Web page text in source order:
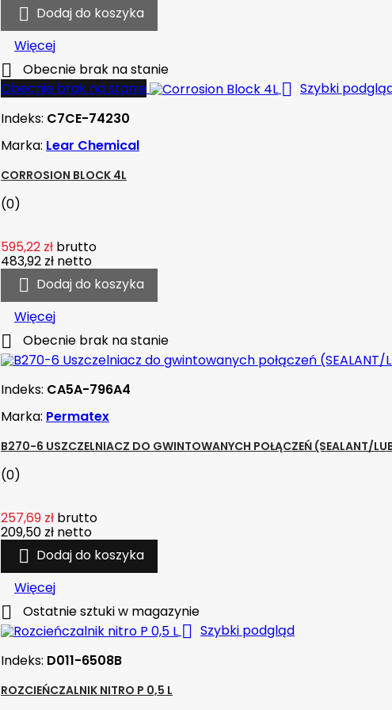
 Dodaj do koszyka
Więcej

Obecnie brak na stanie
Obecnie brak na stanie
 Szybki
Indeks: C7CE-74230
Marka: Lear Chemical
CORROSION BLOCK 4L
(0)
595,22 zł brutto
483,92 zł netto
 Dodaj do koszyka
Więcej
 Obecnie brak na stanie
Indeks: CA5A-796A4
Marka: Permatex
B270-6 USZCZELNIACZ DO GWINTOWANYCH POŁĄCZEŃ (SEALANT/
(0)
257,69 zł brutto
209,50 zł netto
 Dodaj do koszyka
Więcej
 Ostatnie sztuki w magazynie
 Szybki podgląd
Indeks: D011-6508B
ROZCIEŃCZALNIK NITRO P 0,5 L